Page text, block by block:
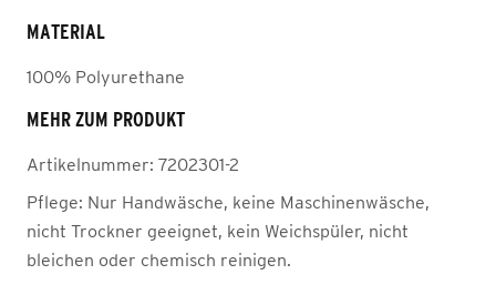
MATERIAL
100% Polyurethane
MEHR ZUM PRODUKT
Artikelnummer: 7202301-2
Pflege: Nur Handwäsche, keine Maschinenwäsche,
nicht Trockner geeignet, kein Weichspüler, nicht
bleichen oder chemisch reinigen.